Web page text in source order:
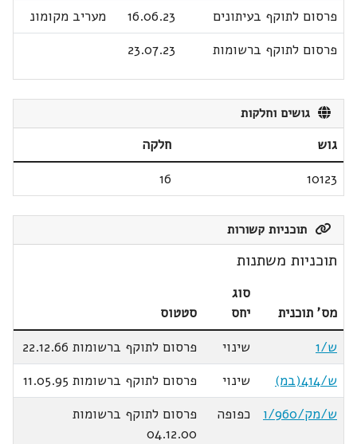
פרסום לתוקף בעיתונים
16.06.23
מעריב מקומונ
פרסום לתוקף ברשומות
23.07.23
גושים וחלקות
גוש
חלקה
10123
16
תוכניות קשורות
תוכניות משתנות
מס' תוכנית
סוג
יחס
סטטוס
ש/1
שינוי
פרסום לתוקף ברשומות 22.12.66
ש/414(במ)
שינוי
פרסום לתוקף ברשומות 11.05.95
ש/מק/960/ו
כפופה
פרסום לתוקף ברשומות
04.12.00